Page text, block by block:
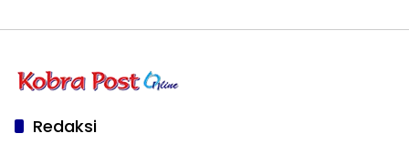
Redaksi